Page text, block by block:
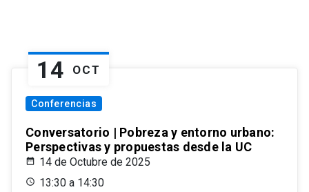
14 OCT
Conferencias
Conversatorio | Pobreza y entorno urbano:
Perspectivas y propuestas desde la UC
14 de Octubre de 2025
13:30 a 14:30